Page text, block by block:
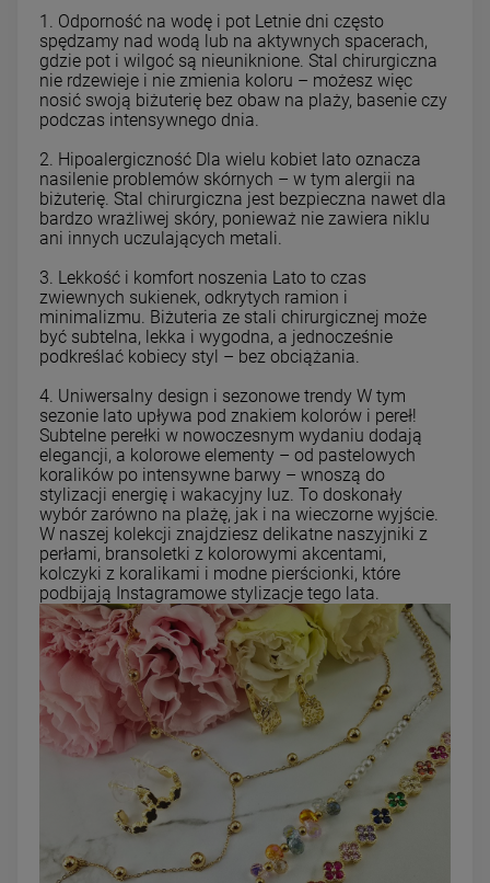
1. Odporność na wodę i pot Letnie dni często
spędzamy nad wodą lub na aktywnych spacerach,
gdzie pot i wilgoć są nieuniknione. Stal chirurgiczna
nie rdzewieje i nie zmienia koloru – możesz więc
nosić swoją biżuterię bez obaw na plaży, basenie czy
podczas intensywnego dnia.
2. Hipoalergiczność Dla wielu kobiet lato oznacza
nasilenie problemów skórnych – w tym alergii na
biżuterię. Stal chirurgiczna jest bezpieczna nawet dla
bardzo wrażliwej skóry, ponieważ nie zawiera niklu
ani innych uczulających metali.
3. Lekkość i komfort noszenia Lato to czas
zwiewnych sukienek, odkrytych ramion i
minimalizmu. Biżuteria ze stali chirurgicznej może
być subtelna, lekka i wygodna, a jednocześnie
podkreślać kobiecy styl – bez obciążania.
4. Uniwersalny design i sezonowe trendy W tym
sezonie lato upływa pod znakiem kolorów i pereł!
Subtelne perełki w nowoczesnym wydaniu dodają
elegancji, a kolorowe elementy – od pastelowych
koralików po intensywne barwy – wnoszą do
stylizacji energię i wakacyjny luz. To doskonały
wybór zarówno na plażę, jak i na wieczorne wyjście.
W naszej kolekcji znajdziesz delikatne naszyjniki z
perłami, bransoletki z kolorowymi akcentami,
kolczyki z koralikami i modne pierścionki, które
podbijają Instagramowe stylizacje tego lata.